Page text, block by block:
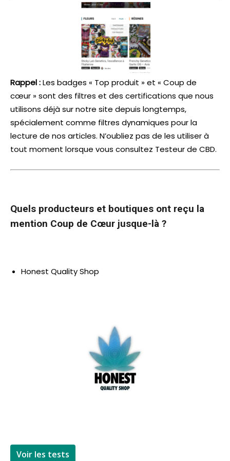
Rappel :Les badges « Top produit » et « Coup de
cœur » sont des filtres et des certifications que nous
utilisons déjà sur notre site depuis longtemps,
spécialement comme filtres dynamiques pour la
lecture de nos articles. N’oubliez pas de les utiliser à
tout moment lorsque vous consultez Testeur de CBD.
Quels producteurs et boutiques ont reçu la
mention Coup de Cœur jusque-là ?
Honest Quality Shop
Voir les tests